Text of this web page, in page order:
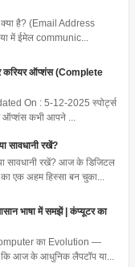
है? (Email Address
में ईमेल communic...
करियर ऑप्शंस (Complete
On : 5-12-2025 स्पोर्ट्स
ऑप्शंस कभी आपने ...
सावधानी रखें?
सावधानी रखें? आज के डिजिटल
एक अहम हिस्सा बन चुका...
भाषा में समझें | कंप्यूटर का
का Evolution —
कि आज के आधुनिक लैपटॉप या...